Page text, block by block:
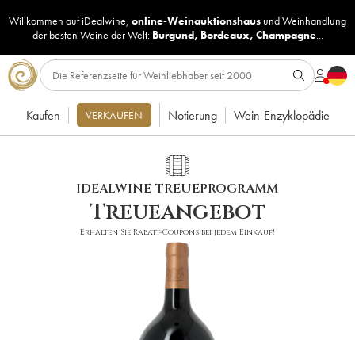
Willkommen auf iDealwine, online-Weinauktionshaus undWeinhandlung
der besten Weine der Welt: Burgund, Bordeaux, Champagne...
Kaufen VERKAUFEN Notierung Wein-Enzyklopädie
IDEALWINE-TREUEPROGRAMM
Treueangebot
Erhalten Sie Rabatt-Coupons bei jedem Einkauf!